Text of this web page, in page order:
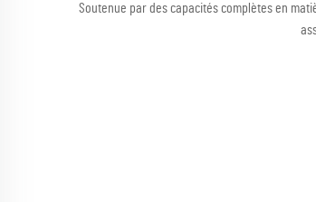
Soutenue par des capacités complètes en